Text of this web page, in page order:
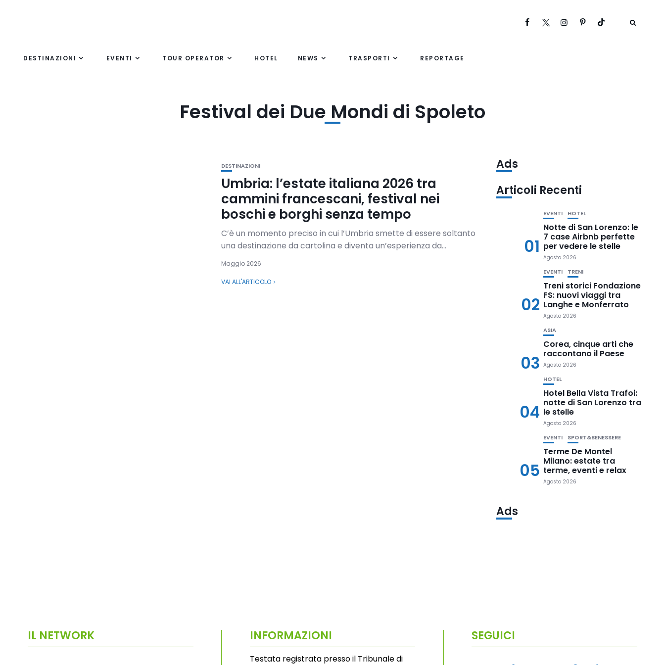
DESTINAZIONI EVENTI TOUR OPERATOR HOTEL NEWS TRASPORTI REPORTAGE
Festival dei Due Mondi di Spoleto
DESTINAZIONI
Umbria: l’estate italiana 2026 tra
cammini francescani, festival nei
boschi e borghi senza tempo
C’è un momento preciso in cui l’Umbria smette di essere soltanto
una destinazione da cartolina e diventa un’esperienza da...
Maggio 2026
VAI ALL'ARTICOLO
Ads
Articoli Recenti
01
EVENTI HOTEL
Notte di San Lorenzo: le
7 case Airbnb perfette
per vedere le stelle
Agosto 2026
02
EVENTI TRENI
Treni storici Fondazione
FS: nuovi viaggi tra
Langhe e Monferrato
Agosto 2026
03
ASIA
Corea, cinque arti che
raccontano il Paese
Agosto 2026
04
HOTEL
Hotel Bella Vista Trafoi:
notte di San Lorenzo tra
le stelle
Agosto 2026
05
EVENTI SPORT&BENESSERE
Terme De Montel
Milano: estate tra
terme, eventi e relax
Agosto 2026
Ads
IL NETWORK INFORMAZIONI
Testata registrata presso il Tribunale di
SEGUICI